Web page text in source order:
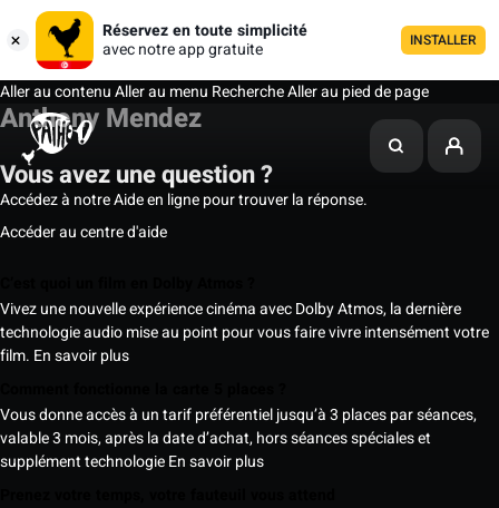
Réservez en toute simplicité
avec notre app gratuite
INSTALLER
Aller au contenuAller au menu RechercheAller au pied de page
Anthony Mendez
Vous avez une question ?
Accédez à notre Aide en ligne pour trouver la réponse.
Accéder au centre d'aide
Vivez une nouvelle expérience cinéma avec Dolby Atmos, la dernière
technologie audio mise au point pour vous faire vivre intensément votre
film. En savoir plus
Vous donne accès à un tarif préférentiel jusqu’à 3 places par séances,
valable 3 mois, après la date d’achat, hors séances spéciales et
supplément technologieEn savoir plus